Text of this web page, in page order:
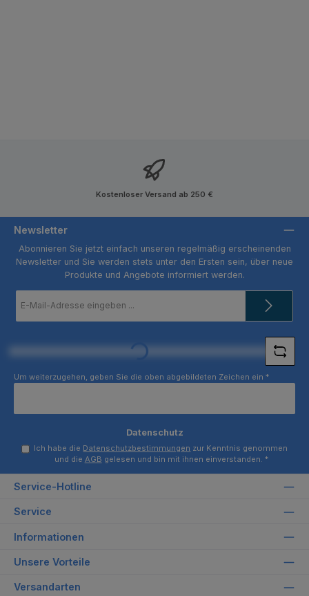
Kostenloser Versand ab 250 €
Newsletter
Abonnieren Sie jetzt einfach unseren regelmäßig erscheinenden
Newsletter und Sie werden stets unter den Ersten sein, über neue
Produkte und Angebote informiert werden.
Mail-
Loading...
Um weiterzugehen, geben Sie die oben abgebildeten Zeichen ein *
Datenschutz
Ich habe die Datenschutzbestimmungen zur Kenntnis genommen
und die AGB gelesen und bin mit ihnen einverstanden. *
Service-Hotline
Service
Informationen
Unsere Vorteile
Versandarten